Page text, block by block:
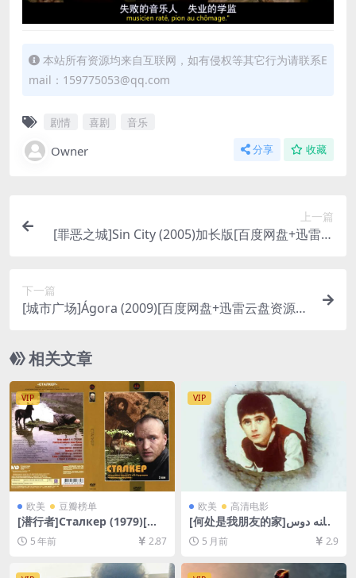
本站所有资源均来自互联网，如有侵权等其它行为请联系E
mail：159775053@qq.com
剧情 喜剧 音乐
Owner 分享 收藏
上一篇
[罪恶之城]Sin City (2005)加长版[百度网盘+迅雷云
下一篇
[城市广场]Ágora (2009)[百度网盘+迅雷云盘资源10
相关文章
VIP
欧美 豆瓣榜单
[潜行者]Сталкер (1979)[百
度网盘+夸克网盘+迅雷云盘资
源1080P超清][MP4/10GB][中
5 年前 2.87
VIP
欧美 高清电影
[何处是我朋友的家]خانه دوس
ت کجاست؟‎ (1987)[百度网盘
+夸克网盘1080P超清未删减
资源][网盘在线播放/下载][MP
4/5.4GB][中文字幕]
5 月前 2.9